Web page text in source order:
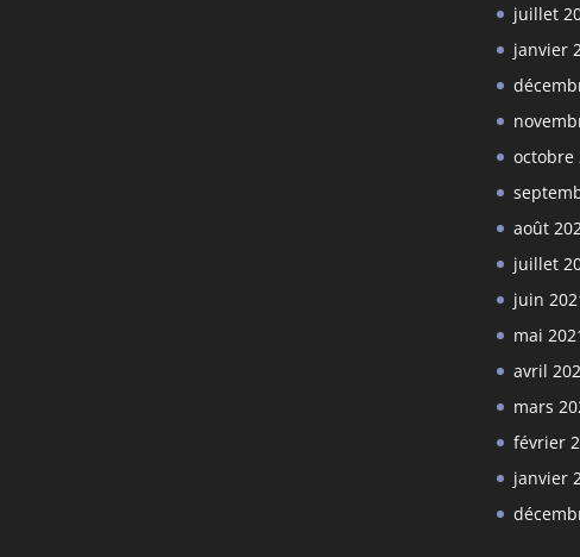
juillet
janvier
octobre
août
juillet
juin
mai
avril
mars
février
janvier